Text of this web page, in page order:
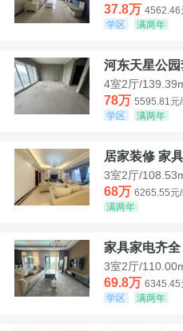
37.8万 4562.46
学区
满两年
河东天星公
4室2厅/
78万 5595.81元/
学区
满两年
居家装修 家
3室2厅/
68万 6265.55元/
满两年
家具家电齐
3室2厅/
69.8万 6345.45
学区
满两年